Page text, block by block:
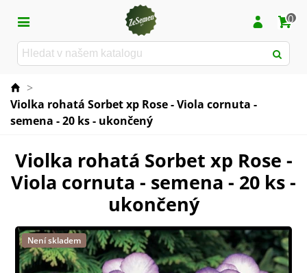
0
>
Violka rohatá Sorbet xp Rose - Viola cornuta -
semena - 20 ks - ukončený
Violka rohatá Sorbet xp Rose -
Viola cornuta - semena - 20 ks -
ukončený
Není skladem